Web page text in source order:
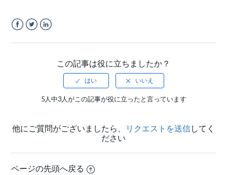
この記事は役に立ちましたか？
5人中3人がこの記事が役に立ったと言っています
他にご質問がございましたら、 リクエストを送信してく
ださい
ページの先頭へ戻る